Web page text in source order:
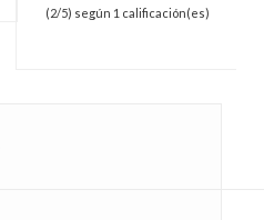
(2/5) según 1 calificación(es)